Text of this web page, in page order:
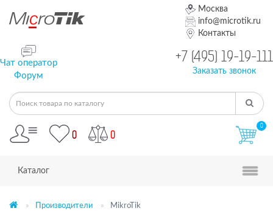
Москва
info@microtik.ru
Контакты
Чат оператор
Форум
+7 (495) 19-19-111
Заказать звонок
0 0
0
Каталог
Производители MikroTik